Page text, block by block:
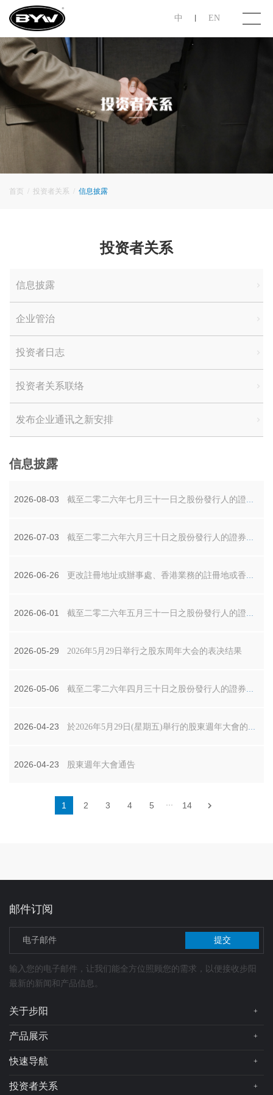
关于步阳
产品展示
中 EN
首页 / 投资者关系 / 信息披露
投资者关系
信息披露
企业管治
投资者日志
投资者关系联络
发布企业通讯之新安排
信息披露
2026-08-03 截至二零二六年七月三十一日之股份發行人的證券變
2026-07-03 截至二零二六年六月三十日之股份發行人的證券變動
2026-06-26 更改註冊地址或辦事處、香港業務的註冊地或香港接
2026-06-01 截至二零二六年五月三十一日之股份發行人的證券變
2026-05-29 2026年5月29日举行之股东周年大会的表决结果
2026-05-06 截至二零二六年四月三十日之股份發行人的證券變動
2026-04-23 於2026年5月29日(星期五)舉行的股東週年大會的代表
2026-04-23 股東週年大會通告
1 2 3 4 5 ··· 14
邮件订阅
提交
输入您的电子邮件，让我们能全方位照顾您的需求，以便接收步阳
最新的新闻和产品信息。
关于步阳 +
公司简介
品牌实力
产品展示 +
步阳轮毂
快速导航 +
在线地图
投资者关系 +